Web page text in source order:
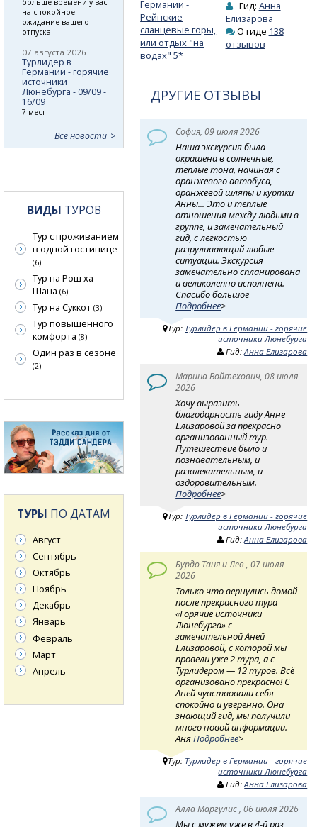
Германии -
Рейнские
сланцевые горы,
или отдых "на
водах" 5*
Гид: Анна
Елизарова
О гиде 138
отзывов
ДРУГИЕ ОТЗЫВЫ
София, 09 июля 2026
Наша экскурсия была
окрашена в солнечные,
тёплые тона, начиная с
оранжевого автобуса,
оранжевой шляпы и куртки
Анны... Это и тёплые
отношения между людьми в
группе, и замечательный
гид, с лёгкостью
разруливающий любые
ситуации. Экскурсия
замечательно спланирована
и великолепно исполнена.
Спасибо большое
Подробнее>
Тур: Турлидер в Германии - горячие
источники Люнебурга
Гид:Анна Елизарова
Марина Войтехович, 08 июля
2026
Хочу выразить
благодарность гиду Анне
Елизаровой за прекрасно
организованный тур.
Путешествие было и
познавательным, и
развлекательным, и
оздоровительным.
Подробнее>
Тур: Турлидер в Германии - горячие
источники Люнебурга
Гид:Анна Елизарова
Бурдо Таня и Лев , 07 июля
2026
Только что вернулись домой
после прекрасного тура
«Горячие источники
Люнебурга» с
замечательной Аней
Елизаровой, с которой мы
провели уже 2 тура, а с
Турлидером — 12 туров. Всё
организовано прекрасно! С
Аней чувствовали себя
спокойно и уверенно. Она
знающий гид, мы получили
много новой информации.
АняПодробнее>
Тур: Турлидер в Германии - горячие
источники Люнебурга
Гид:Анна Елизарова
Алла Маргулис , 06 июля 2026
Мы с мужем уже в 4-й раз
на спокойное
ожидание вашего
отпуска!
07 августа 2026
Турлидер в
Германии - горячие
источники
Люнебурга - 09/09 -
16/09
7 мест
Все новости
ВИДЫ ТУРОВ
Тур с проживанием
в одной гостинице
(6)
Тур на Рош ха-
Шана (6)
Тур на Суккот (3)
Тур повышенного
комфорта (8)
Один раз в сезоне
(2)
ТУРЫ ПО ДАТАМ
Август
Сентябрь
Октябрь
Ноябрь
Декабрь
Январь
Февраль
Март
Апрель